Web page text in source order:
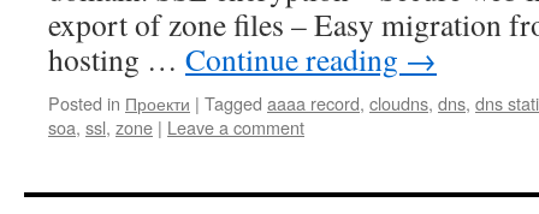
export of zone files – Easy migration
hosting … Continue reading →
Posted in Проекти | Tagged aaaa record, cloudns, dns, dns
soa, ssl, zone | Leave a comment